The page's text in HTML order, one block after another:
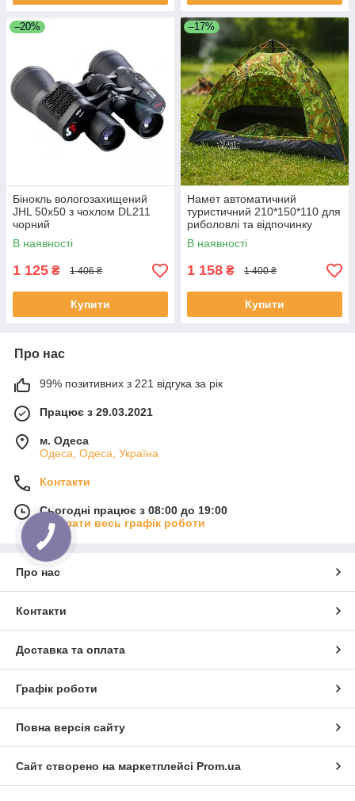
–20%
Бінокль вологозахищений
JHL 50х50 з чохлом DL211
чорний
В наявності
1 125 ₴ 1 406 ₴
Купити
–17%
Намет автоматичний
туристичний 210*150*110 для
риболовлі та відпочинку
A003-Camouflage
В наявності
1 158 ₴ 1 400 ₴
Купити
Про нас
99% позитивних з 221 відгука за рік
Працює з 29.03.2021
м. Одеса
Одеса, Одеса, Україна
Контакти
Сьогодні працює з 08:00 до 19:00
Показати весь графік роботи
Про нас
Контакти
Доставка та оплата
Графік роботи
Повна версія сайту
Сайт створено на маркетплейсі Prom.ua